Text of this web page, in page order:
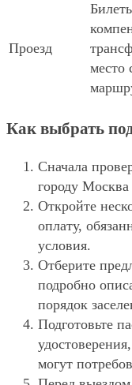
Проезд
место
Как выбрать
Сначала
городу
Откройте
оплату,
условия.
Отберите
подробно
порядок
Подготовьте
могут